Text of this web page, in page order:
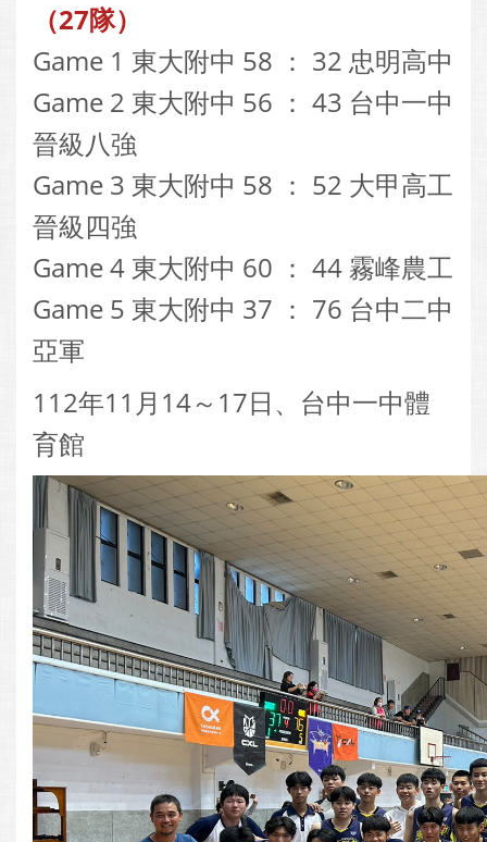
（27隊）
Game 1 東大附中 58 ： 32 忠明高中
Game 2 東大附中 56 ： 43 台中一中
晉級八強
Game 3 東大附中 58 ： 52 大甲高工
晉級四強
Game 4 東大附中 60 ： 44 霧峰農工
Game 5 東大附中 37 ： 76 台中二中
亞軍
112年11月14～17日、台中一中體
育館